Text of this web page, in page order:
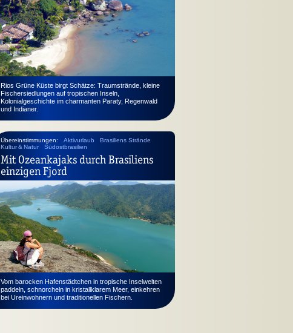
Rios Grüne Küste birgt Schätze: Traumstrände, kleine
Fischersiedlungen auf tropischen Inseln,
Kolonialgeschichte im charmanten Paraty, Regenwald
und Indianer.
Übereinstimmungen: Aktivurlaub
Brasiliens Strände
Kultur & Natur
Südostbrasilien
Mit Ozeankajaks durch Brasiliens
einzigen Fjord
Vom barocken Hafenstädtchen in tropische Inselwelten
paddeln, schnorcheln in kristallklarem Meer, einkehren
bei Ureinwohnern und traditionellen Fischern.